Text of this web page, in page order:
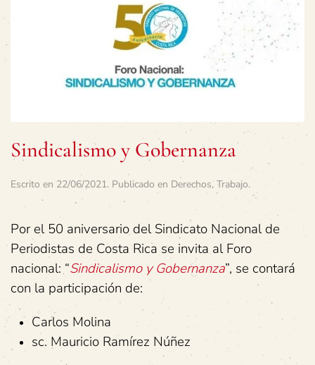
Sindicalismo y Gobernanza
Escrito en 22/06/2021. Publicado en Derechos, Trabajo.
Por el 50 aniversario del Sindicato Nacional de
Periodistas de Costa Rica se invita al Foro
nacional: “Sindicalismo y Gobernanza”, se contará
con la participación de:
Carlos Molina
sc. Mauricio Ramírez Núñez